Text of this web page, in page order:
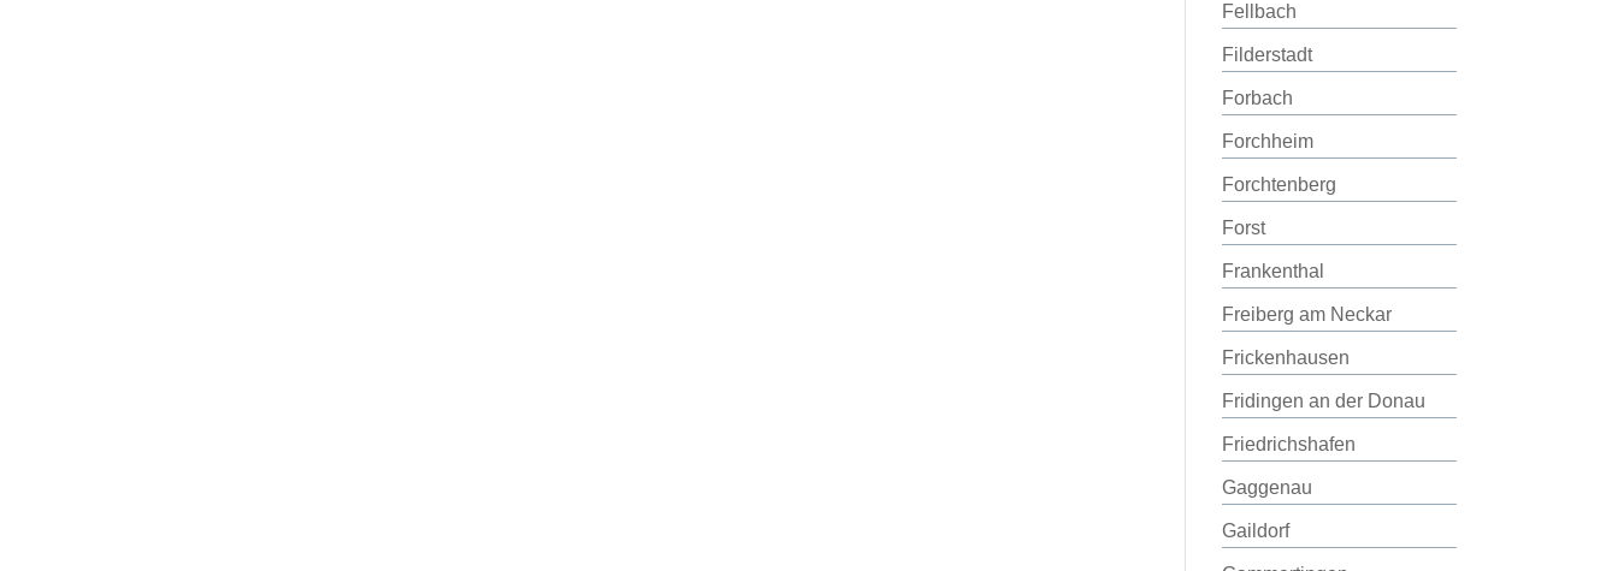
Fellbach
Filderstadt
Forbach
Forchheim
Forchtenberg
Forst
Frankenthal
Freiberg am Neckar
Frickenhausen
Fridingen an der Donau
Friedrichshafen
Gaggenau
Gaildorf